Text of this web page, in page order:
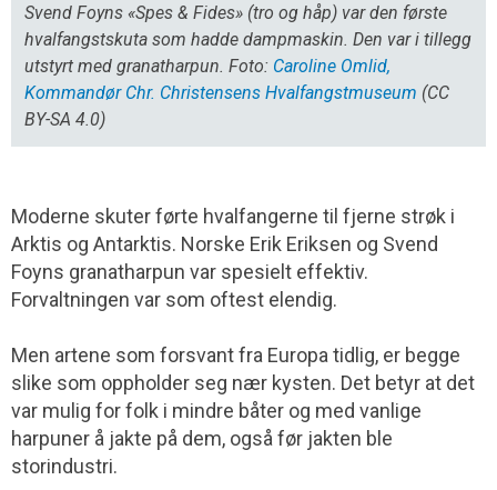
Svend Foyns «Spes & Fides» (tro og håp) var den første
hvalfangstskuta som hadde dampmaskin. Den var i tillegg
utstyrt med granatharpun. Foto: Caroline Omlid,
Kommandør Chr. Christensens Hvalfangstmuseum (CC
BY-SA 4.0)
Moderne skuter førte hvalfangerne til fjerne strøk i
Arktis og Antarktis. Norske Erik Eriksen og Svend
Foyns granatharpun var spesielt effektiv.
Forvaltningen var som oftest elendig.
Men artene som forsvant fra Europa tidlig, er begge
slike som oppholder seg nær kysten. Det betyr at det
var mulig for folk i mindre båter og med vanlige
harpuner å jakte på dem, også før jakten ble
storindustri.